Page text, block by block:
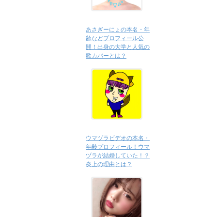
あさぎーにょの本名・年
齢などプロフィール公
開！出身の大学と人気の
歌カバーとは？
ウマヅラビデオの本名・
年齢プロフィール！ウマ
ヅラが結婚していた！？
炎上の理由とは？